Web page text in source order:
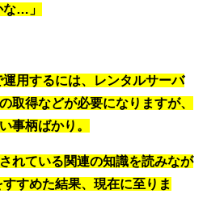
な…」
用するには、レンタルサーバ
取得などが必要になりますが、
事柄ばかり。
れている関連の知識を読みなが
すめた結果、現在に至りま